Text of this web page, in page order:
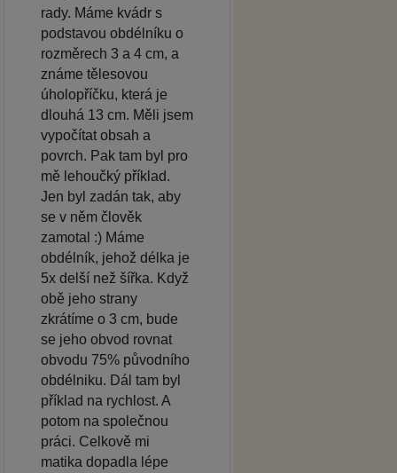
rady. Máme kvádr s
podstavou obdélníku o
rozměrech 3 a 4 cm, a
známe tělesovou
úholopříčku, která je
dlouhá 13 cm. Měli jsem
vypočítat obsah a
povrch. Pak tam byl pro
mě lehoučký příklad.
Jen byl zadán tak, aby
se v něm člověk
zamotal :) Máme
obdélník, jehož délka je
5x delší než šířka. Když
obě jeho strany
zkrátíme o 3 cm, bude
se jeho obvod rovnat
obvodu 75% původního
obdélniku. Dál tam byl
příklad na rychlost. A
potom na společnou
práci. Celkově mi
matika dopadla lépe